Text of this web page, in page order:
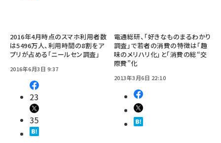
2016年4月時点のスマホ利用者数
は5496万人、利用時間の8割をア
プリが占める「ニールセン調査」
2016年6月3日 9:37
23
35
電通総研、「好きなものまるわかり
調査」で若者の消費の特徴は「趣
味のメリハリ化」と「消費の総“交
際費”化
2013年3月6日 22:10